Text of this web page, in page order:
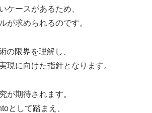
ケースがあるため、
が求められるのです。
の限界を理解し、
現に向けた指針となります。
が期待されます。
として踏まえ、